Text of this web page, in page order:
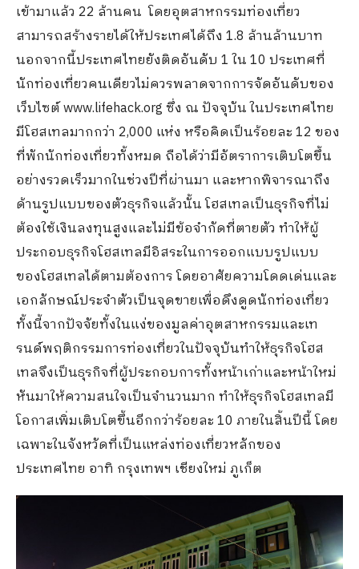
เข้ามาแล้ว 22 ล้านคน โดยอุตสาหกรรมท่องเที่ยว
สามารถสร้างรายได้ให้ประเทศได้ถึง 1.8 ล้านล้านบาท
นอกจากนี้ประเทศไทยยังติดอันดับ 1 ใน 10 ประเทศที่
นักท่องเที่ยวคนเดียวไม่ควรพลาดจากการจัดอันดับของ
เว็บไซต์ www.lifehack.org ซึ่ง ณ ปัจจุบัน ในประเทศไทย
มีโฮสเทลมากกว่า 2,000 แห่ง หรือคิดเป็นร้อยละ 12 ของ
ที่พักนักท่องเที่ยวทั้งหมด ถือได้ว่ามีอัตราการเติบโตขึ้น
อย่างรวดเร็วมากในช่วงปีที่ผ่านมา และหากพิจารณาถึง
ด้านรูปแบบของตัวธุรกิจแล้วนั้น โฮสเทลเป็นธุรกิจที่ไม่
ต้องใช้เงินลงทุนสูงและไม่มีข้อจำกัดที่ตายตัว ทำให้ผู้
ประกอบธุรกิจโฮสเทลมีอิสระในการออกแบบรูปแบบ
ของโฮสเทลได้ตามต้องการ โดยอาศัยความโดดเด่นและ
เอกลักษณ์ประจำตัวเป็นจุดขายเพื่อดึงดูดนักท่องเที่ยว
ทั้งนี้จากปัจจัยทั้งในแง่ของมูลค่าอุตสาหกรรมและเท
รนด์พฤติกรรมการท่องเที่ยวในปัจจุบันทำให้ธุรกิจโฮส
เทลจึงเป็นธุรกิจที่ผู้ประกอบการทั้งหน้าเก่าและหน้าใหม่
หันมาให้ความสนใจเป็นจำนวนมาก ทำให้ธุรกิจโฮสเทลมี
โอกาสเพิ่มเติบโตขึ้นอีกกว่าร้อยละ 10 ภายในสิ้นปีนี้ โดย
เฉพาะในจังหวัดที่เป็นแหล่งท่องเที่ยวหลักของ
ประเทศไทย อาทิ กรุงเทพฯ เชียงใหม่ ภูเก็ต